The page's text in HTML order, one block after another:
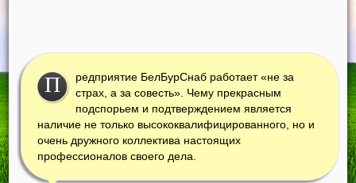
П
редприятие БелБурСнаб работает «не за
страх, а за совесть». Чему прекрасным
подспорьем и подтверждением является
наличие не только высококвалифицированного, но и
очень дружного коллектива настоящих
профессионалов своего дела.